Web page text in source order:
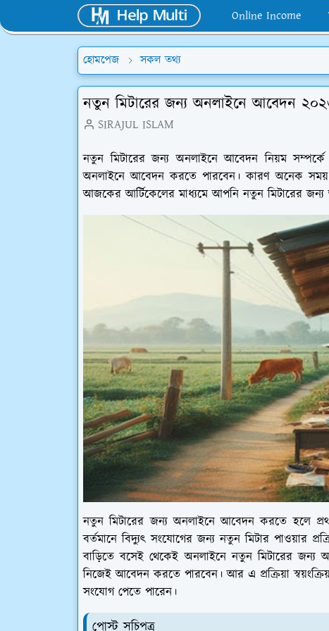
Online Income
হোমপেজ সকল তথ্য
নতুন মিটারের জন্য অনলাইনে আবেদন
SIRAJUL ISLAM
নতুন মিটারের জন্য অনলাইনে আবেদন নিয়ম
অনলাইনে আবেদন করতে পারবেন। কারণ অনেক
আজকের আর্টিকেলের মাধ্যমে আপনি নতুন মিটারের জন্য
নতুন মিটারের জন্য অনলাইনে আবেদন করতে হলে
বর্তমানে বিদ্যুৎ সংযোগের জন্য নতুন মিটার পাওয়ার
বাড়িতে বসেই থেকেই অনলাইনে নতুন মিটারের
নিজেই আবেদন করতে পারবেন। আর এ প্রক্রিয়া
সংযোগ পেতে পারেন।